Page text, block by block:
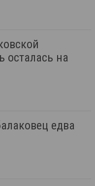
осталась на
едва